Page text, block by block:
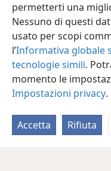
permetterti una
Nessuno di questi
usato per scopi
l’Informativa globale
tecnologie simili.
momento le
Impostazioni privacy.
Accetta Rifiuta
Italiano
Copyright© 2026 Watch
Condizioni d’uso